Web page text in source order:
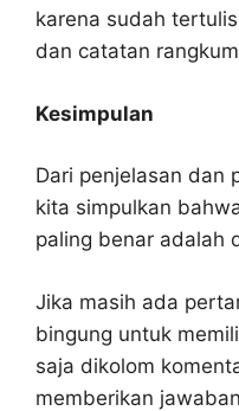
karena sudah
dan catatan
Kesimpulan
Dari penjelasan dan
kita simpulkan
paling benar adalah
Jika masih ada
bingung untuk
saja dikolom
memberikan